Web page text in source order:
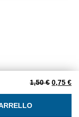
1,50€ Il
0,75 €Il